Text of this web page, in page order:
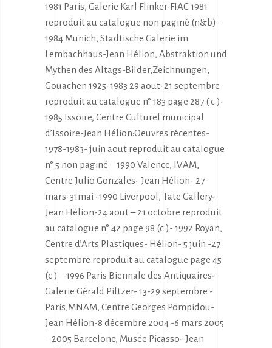
1981 Paris, Galerie Karl Flinker-FIAC 1981
reproduit au catalogue non paginé (n&b) –
1984 Munich, Stadtische Galerie im
Lembachhaus-Jean Hélion, Abstraktion und
Mythen des Altags-Bilder,Zeichnungen,
Gouachen 1925-1983 29 aout-21 septembre
reproduit au catalogue n° 183 page 287 ( c )-
1985 Issoire, Centre Culturel municipal
d’Issoire-Jean Hélion:Oeuvres récentes-
1978-1983- juin aout reproduit au catalogue
n° 5 non paginé – 1990 Valence, IVAM,
Centre Julio Gonzales- Jean Hélion- 27
mars-31mai -1990 Liverpool, Tate Gallery-
Jean Hélion-24 aout – 21 octobre reproduit
au catalogue n° 42 page 98 (c )- 1992 Royan,
Centre d’Arts Plastiques- Hélion- 5 juin -27
septembre reproduit au catalogue page 45
(c ) – 1996 Paris Biennale des Antiquaires-
Galerie Gérald Piltzer- 13-29 septembre -
Paris,MNAM, Centre Georges Pompidou-
Jean Hélion-8 décembre 2004 -6 mars 2005
– 2005 Barcelone, Musée Picasso- Jean